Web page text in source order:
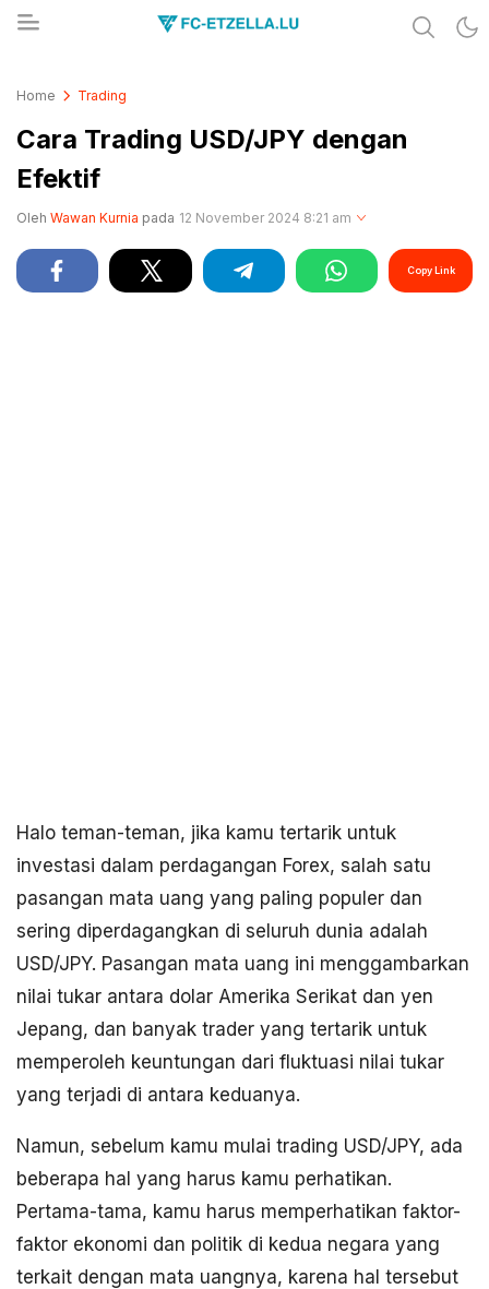
Home Trading
Cara Trading USD/JPY dengan
Efektif
Oleh Wawan Kurnia pada 12 November 2024 8:21 am
Copy Link
Halo teman-teman, jika kamu tertarik untuk
investasi dalam perdagangan Forex, salah satu
pasangan mata uang yang paling populer dan
sering diperdagangkan di seluruh dunia adalah
USD/JPY. Pasangan mata uang ini menggambarkan
nilai tukar antara dolar Amerika Serikat dan yen
Jepang, dan banyak trader yang tertarik untuk
memperoleh keuntungan dari fluktuasi nilai tukar
yang terjadi di antara keduanya.
Namun, sebelum kamu mulai trading USD/JPY, ada
beberapa hal yang harus kamu perhatikan.
Pertama-tama, kamu harus memperhatikan faktor-
faktor ekonomi dan politik di kedua negara yang
terkait dengan mata uangnya, karena hal tersebut